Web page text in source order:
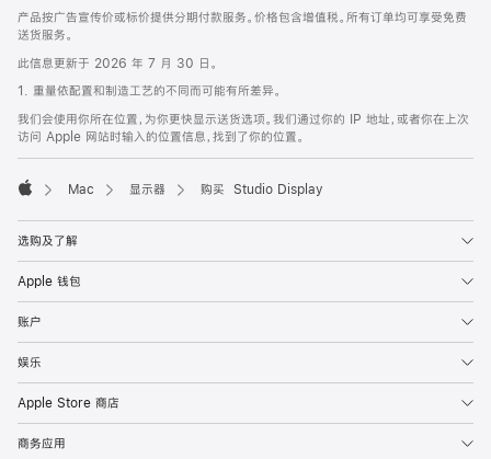
产品按广告宣传价或标价提供分期付款服务。价格包含增值税。所有订单均可享受免费
送货服务。
此信息更新于 2026 年 7 月 30 日。
1. 重量依配置和制造工艺的不同而可能有所差异。
我们会使用你所在位置，为你更快显示送货选项。我们通过你的 IP 地址，或者你在上次
访问 Apple 网站时输入的位置信息，找到了你的位置。
Mac 显示器 购买 Studio Display
选购及了解
Apple 钱包
账户
娱乐
Apple Store 商店
商务应用